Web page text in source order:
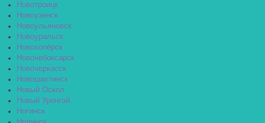
Новотроицк
Новоузенск
Новоульяновск
Новоуральск
Новохопёрск
Новочебоксарск
Новочеркасск
Новошахтинск
Новый Оскол
Новый Уренгой
Ногинск